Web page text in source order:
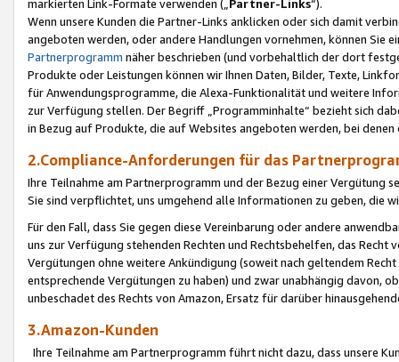
markierten Link-Formate verwenden („ Partner-Links“).
Wenn unsere Kunden die Partner-Links anklicken oder sich damit
angeboten werden, oder andere Handlungen vornehmen, können Sie
Partnerprogramm näher beschrieben (und vorbehaltlich der dort
Produkte oder Leistungen können wir Ihnen Daten, Bilder, Texte,
für Anwendungsprogramme, die Alexa-Funktionalität und weitere
zur Verfügung stellen. Der Begriff „Programminhalte“ bezieht sich
in Bezug auf Produkte, die auf Websites angeboten werden, bei
2.Compliance-Anforderungen für das
Ihre Teilnahme am Partnerprogramm und der Bezug einer Vergütung
Sie sind verpflichtet, uns umgehend alle Informationen zu geben, die
Für den Fall, dass Sie gegen diese Vereinbarung oder andere
uns zur Verfügung stehenden Rechten und Rechtsbehelfen, das
Vergütungen ohne weitere Ankündigung (soweit nach geltendem
entsprechende Vergütungen zu haben) und zwar unabhängig davon,
unbeschadet des Rechts von Amazon, Ersatz für darüber
3.Amazon-Kunden
Ihre Teilnahme am Partnerprogramm führt nicht dazu, dass unsere